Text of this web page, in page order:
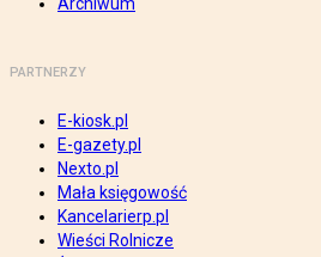
PARTNERZY
E-kiosk.pl
E-gazety.pl
Nexto.pl
Mała księgowość
Kancelarierp.pl
Wieści Rolnicze